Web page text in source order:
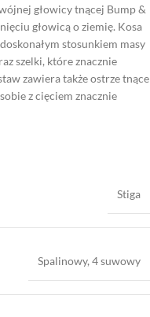
głowicy tnącej Bump &
głowicą o ziemię. Kosa
stosunkiem masy
szelki, które znacznie
zawiera także ostrze tnące
z cięciem znacznie
Stiga
Spalinowy, 4 suwowy